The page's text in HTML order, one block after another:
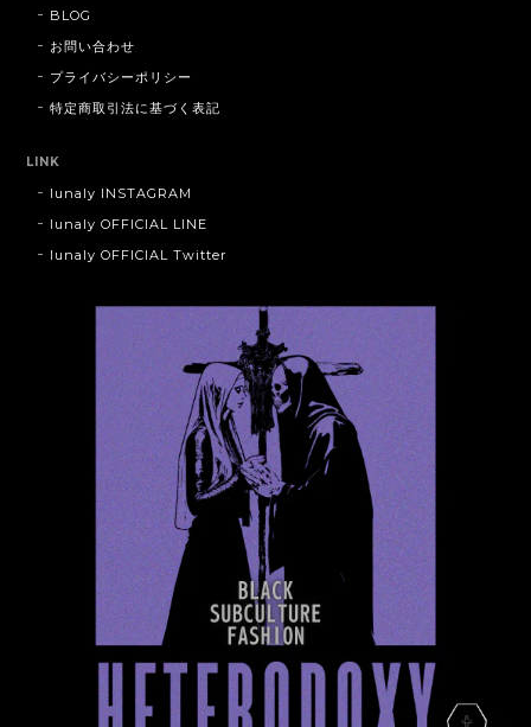
BLOG
お問い合わせ
プライバシーポリシー
特定商取引法に基づく表記
LINK
lunaly INSTAGRAM
lunaly OFFICIAL LINE
lunaly OFFICIAL Twitter